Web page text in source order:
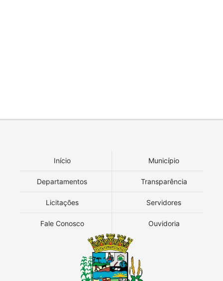
Início Município
Departamentos Transparência
Licitações Servidores
Fale Conosco Ouvidoria